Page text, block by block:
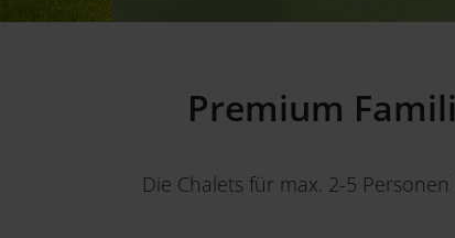
Premium
Die Chalets für max. 2-5